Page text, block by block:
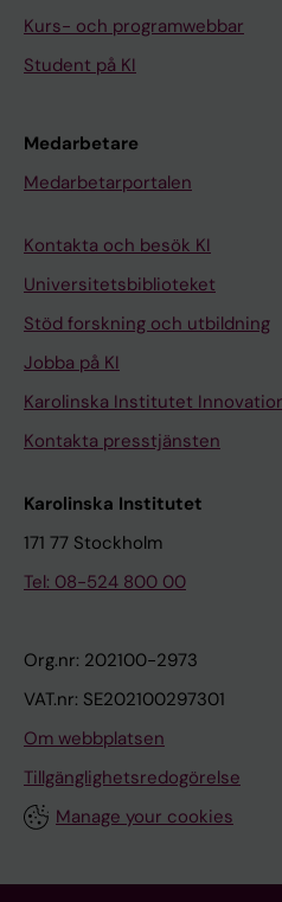
Kurs- och programwebbar
Student på KI
Medarbetare
Medarbetarportalen
Kontakta och besök KI
Universitetsbiblioteket
Stöd forskning och utbildning
Jobba på KI
Karolinska Institutet
Kontakta presstjänsten
Karolinska Institutet
171 77 Stockholm
Tel: 08-524 800 00
Org.nr: 202100-2973
VAT.nr: SE202100297301
Om webbplatsen
Tillgänglighetsredogörelse
Manage your cookies